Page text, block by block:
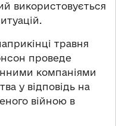
використовується
травня
проведе
компаніями
у відповідь на
війною в